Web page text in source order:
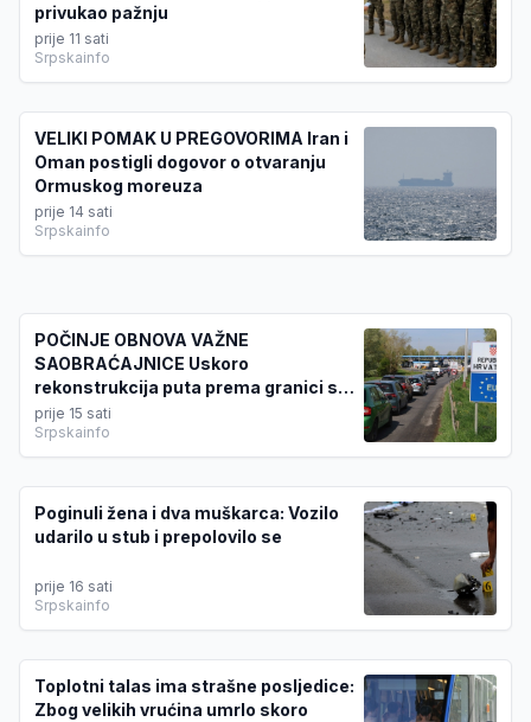
privukao pažnju
prije 11 sati
Srpskainfo
VELIKI POMAK U PREGOVORIMA Iran i
Oman postigli dogovor o otvaranju
Ormuskog moreuza
prije 14 sati
Srpskainfo
POČINJE OBNOVA VAŽNE
SAOBRAĆAJNICE Uskoro
rekonstrukcija puta prema granici s
Hrvatskom
prije 15 sati
Srpskainfo
Poginuli žena i dva muškarca: Vozilo
udarilo u stub i prepolovilo se
prije 16 sati
Srpskainfo
Toplotni talas ima strašne posljedice:
Zbog velikih vrućina umrlo skoro